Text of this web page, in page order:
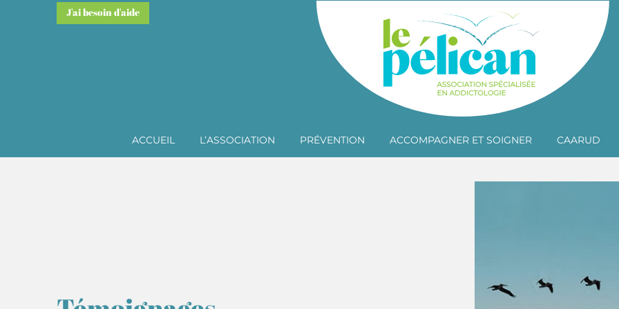
J'ai besoin d'aide
ACCUEIL L’ASSOCIATION PRÉVENTION ACCOMPAGNER ET SOIGNER CAARUD